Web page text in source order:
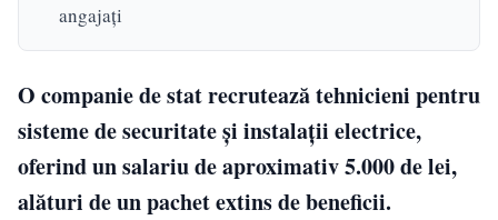
angajați
O companie de stat recrutează tehnicieni pentru
sisteme de securitate și instalații electrice,
oferind un salariu de aproximativ 5.000 de lei,
alături de un pachet extins de beneficii.